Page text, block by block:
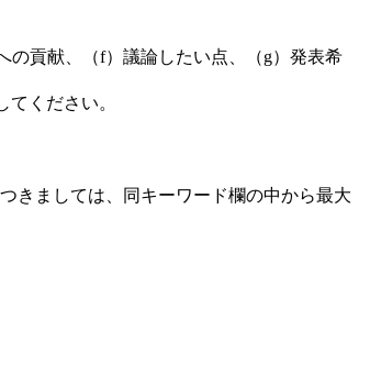
の貢献、（f）議論したい点、（g）発表希
ください。
きましては、同キーワード欄の中から最大